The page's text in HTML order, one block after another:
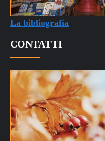
La bibliografia
CONTATTI